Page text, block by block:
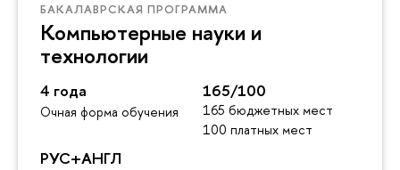
БАКАЛАВРСКАЯ ПРОГРАММА
Компьютерные науки и
технологии
4 года
Очная форма обучения
165/100
165 бюджетных мест
100 платных мест
РУС+АНГЛ